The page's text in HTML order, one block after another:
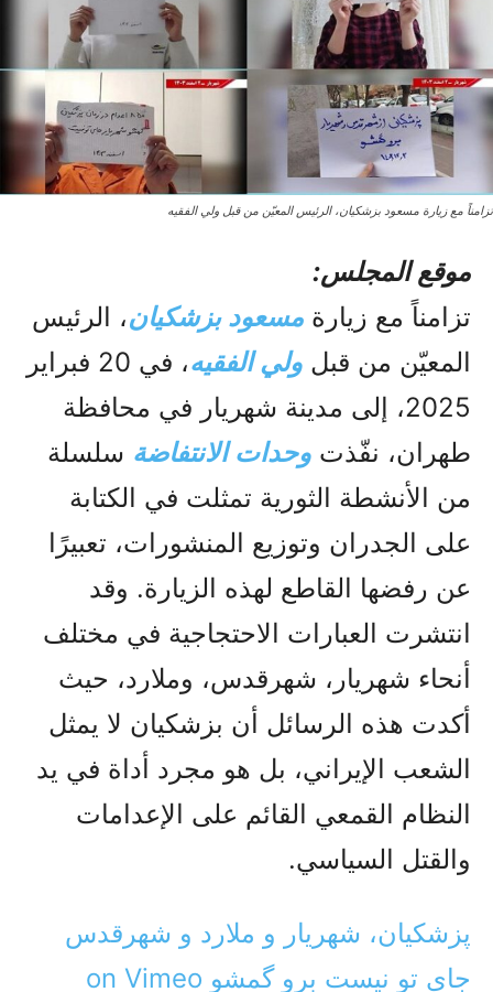
تزامناً مع زيارة مسعود بزشكيان، الرئيس المعيّن من قبل ولي الفقيه
موقع المجلس:
تزامناً مع زيارة مسعود بزشكيان، الرئيس
المعيّن من قبل ولي الفقيه
، في 20 فبراير
2025، إلى مدينة شهريار في محافظة
طهران، نفّذت وحدات الانتفاضة سلسلة
من الأنشطة الثورية تمثلت في الكتابة
على الجدران وتوزيع المنشورات، تعبيرًا
عن رفضها القاطع لهذه الزيارة. وقد
انتشرت العبارات الاحتجاجية في مختلف
أنحاء شهريار، شهرقدس، وملارد، حيث
أكدت هذه الرسائل أن بزشكيان لا يمثل
الشعب الإيراني، بل هو مجرد أداة في يد
النظام القمعي القائم على الإعدامات
والقتل السياسي.
پزشکیان، شهریار و ملارد و شهرقدس
جای تو نیست برو گمشو on Vimeo